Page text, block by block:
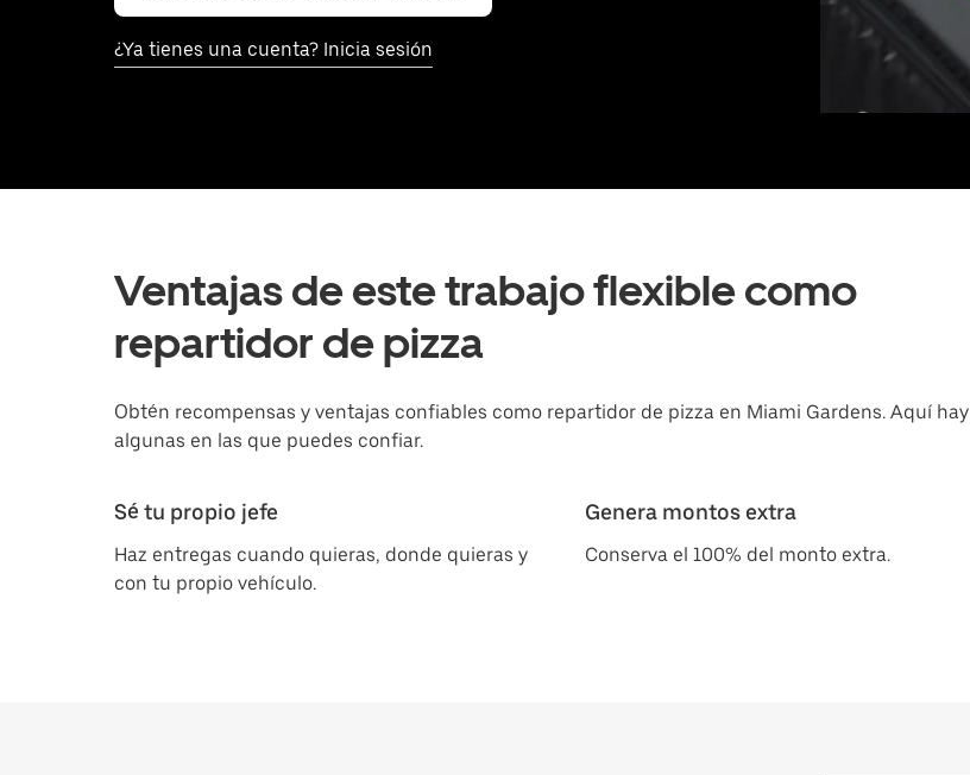
¿Ya tienes una cuenta? Inicia sesión
Ventajas de este trabajo flexible como
repartidor de pizza
Obtén recompensas y ventajas confiables como repartidor de pizza en Miami Gardens. Aquí hay
algunas en las que puedes confiar.
Sé tu propio jefe
Haz entregas cuando quieras, donde quieras y
con tu propio vehículo.
Genera montos extra
Conserva el 100% del monto extra.